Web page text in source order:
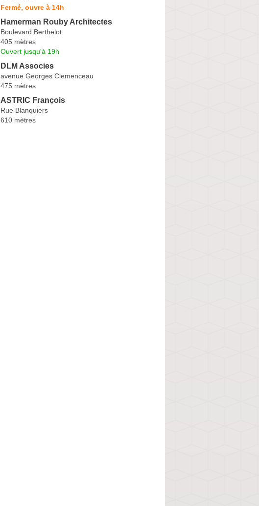
Fermé, ouvre à 14h
Hamerman Rouby Architectes
Boulevard Berthelot
405 mètres
Ouvert jusqu'à 19h
DLM Associes
avenue Georges Clemenceau
475 mètres
ASTRIC François
Rue Blanquiers
610 mètres